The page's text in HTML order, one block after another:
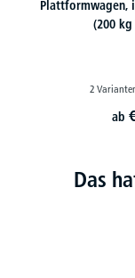
Plattformwagen,
(200
2
ab
Das